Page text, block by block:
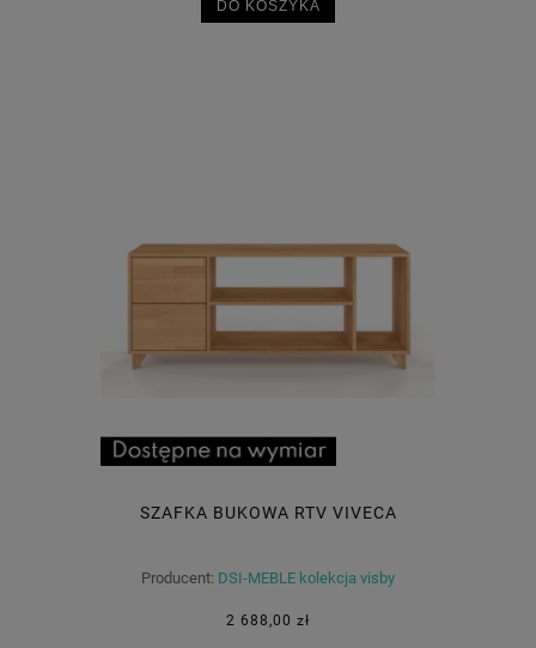
DO KOSZYKA
SZAFKA BUKOWA RTV VIVECA
Producent: DSI-MEBLE kolekcja visby
2 688,00 zł